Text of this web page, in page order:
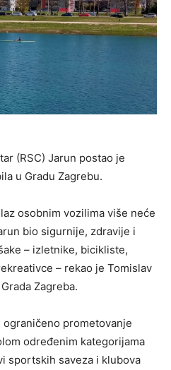
(RSC) Jarun postao je
u Gradu Zagrebu.
osobnim vozilima više neće
bio sigurnije, zdravije i
– izletnike, bicikliste,
– rekao je Tomislav
Zagreba.
prometovanje
određenim kategorijama
sportskih saveza i klubova